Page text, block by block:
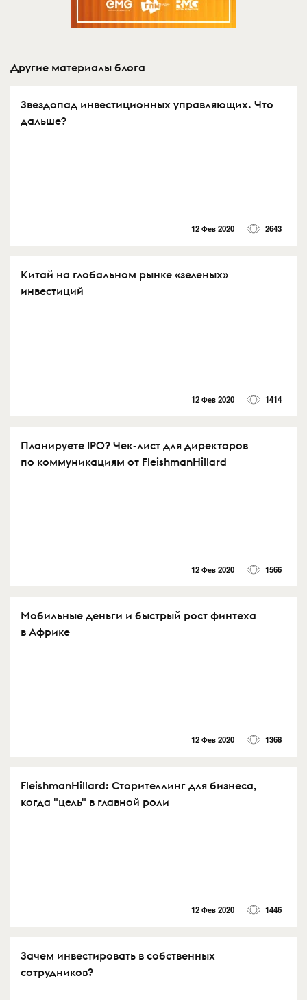
Другие материалы блога
Звездопад инвестиционных управляющих. Что
дальше?
12 Фев 2020 2643
Китай на глобальном рынке «зеленых»
инвестиций
12 Фев 2020 1414
Планируете IPO? Чек-лист для директоров
по коммуникациям от FleishmanHillard
12 Фев 2020 1566
Мобильные деньги и быстрый рост финтеха
в Африке
12 Фев 2020 1368
FleishmanHillard: Сторителлинг для бизнеса,
когда "цель" в главной роли
12 Фев 2020 1446
Зачем инвестировать в собственных
сотрудников?